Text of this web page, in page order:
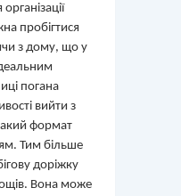
пробігтися
з дому, що у
погана
вийти з
формат
Тим більше
доріжку
Вона може